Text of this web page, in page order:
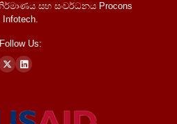
සහ සංවර්ධනය Procons
Infotech.
Follow Us: